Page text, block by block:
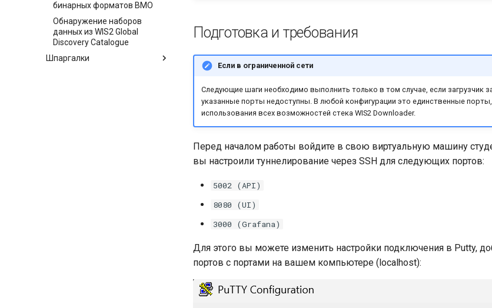
бинарных форматов ВМО
Обнаружение наборов
данных из WIS2 Global
Discovery Catalogue
Шпаргалки
Подготовка и требования
Если в ограниченной сети
Следующие шаги необходимо выполнить только в том случае, если загрузчик
указанные порты недоступны. В любой конфигурации это единственные
использования всех возможностей стека WIS2 Downloader.
Перед началом работы войдите в свою виртуальную машину
вы настроили туннелирование через SSH для следующих портов:
5002 (API)
8080 (UI)
3000 (Grafana)
Для этого вы можете изменить настройки подключения в Putty,
портов с портами на вашем компьютере (localhost):